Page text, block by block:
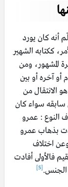
أنه كان يورد
ككتابه الشهير
المشهور، ومن
أو آخره أو بين
الانتقال من
سابقه سواء كان
النوع : عمرو
بذهاب عمرو
اختلاف
فالأولى أفادت
الجنس.[5]